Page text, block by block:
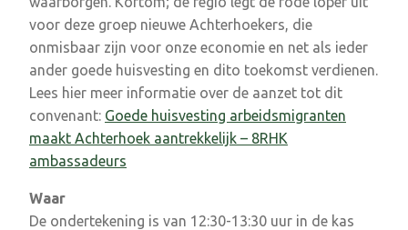
voor deze groep nieuwe Achterhoekers, die
onmisbaar zijn voor onze economie en net als ieder
ander goede huisvesting en dito toekomst verdienen.
Lees hier meer informatie over de aanzet tot dit
convenant: Goede huisvesting arbeidsmigranten
maakt Achterhoek aantrekkelijk – 8RHK
ambassadeurs
Waar
De ondertekening is van 12:30-13:30 uur in de kas